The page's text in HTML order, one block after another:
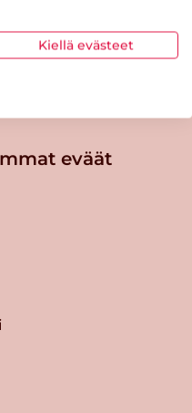
eväät
Kiellä evästeet